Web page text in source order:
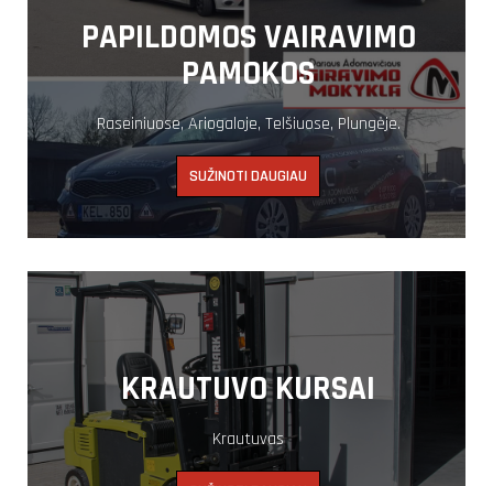
PAPILDOMOS VAIRAVIMO
PAMOKOS
Raseiniuose, Ariogaloje, Telšiuose, Plungėje.
SUŽINOTI DAUGIAU
KRAUTUVO KURSAI
Krautuvas